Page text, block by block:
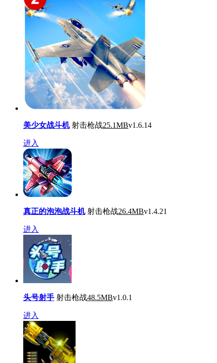
美少女战斗机 射击枪战25.1MBv1.6.14
进入
真正的泡泡战斗机 射击枪战26.4MBv1.4.21
进入
头号射手 射击枪战48.5MBv1.0.1
进入